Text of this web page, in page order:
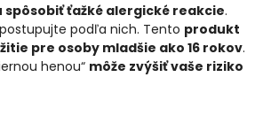
spôsobiť ťažké alergické reakcie.
podľa nich. Tento produkt
pre osoby mladšie ako 16 rokov.
henou“ môže zvýšiť vaše riziko